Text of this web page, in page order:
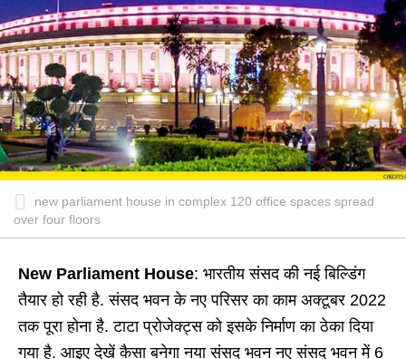
new parliament house in complex 120 office spaces spread
over four floors
New Parliament House: भारतीय संसद की नई बिल्डिंग
तैयार हो रही है. संसद भवन के नए परिसर का काम अक्टूबर 2022
तक पूरा होना है. टाटा प्रोजेक्ट्स को इसके निर्माण का ठेका दिया
गया है. आइए देखें कैसा बनेगा नया संसद भवन नए संसद भवन में 6